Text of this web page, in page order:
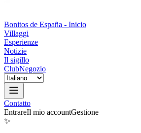
Bonitos de España - Inicio
Villaggi
Esperienze
Notizie
Il sigillo
ClubNegozio
Contatto
EntrareIl mio accountGestione
✨